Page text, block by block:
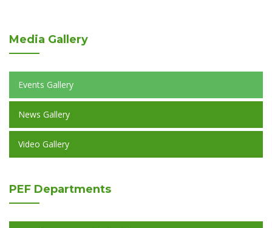
Media Gallery
Events Gallery
News Gallery
Video Gallery
PEF Departments